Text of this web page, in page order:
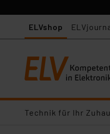
ELVshop
Technik für Ihr